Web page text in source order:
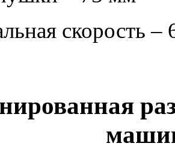
скорость –